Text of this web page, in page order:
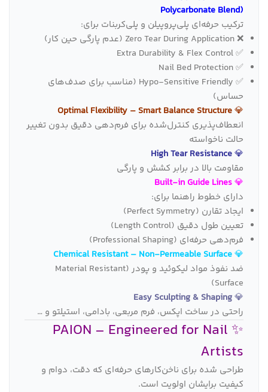
Polycarbonate Blend)
ترکیب حرفه‌ای پلی‌پروپیلن و پلی‌کربنات برای:
❌ Zero Tear During Application (عدم پارگی حین کار)
✅ Extra Durability & Flex Control
✅ Nail Bed Protection
✅ Hypo-Sensitive Friendly (مناسب برای صدف‌های
حساس)
💎
Optimal Flexibility – Smart Balance Structure
انعطاف‌پذیری کنترل‌شده برای فرم‌دهی دقیق بدون تغییر
حالت ناخواسته
💎
High Tear Resistance
مقاومت بالا در برابر کشش و پارگی
💎
Built‑in Guide Lines
دارای خطوط راهنما برای:
ایجاد تقارن (Perfect Symmetry)
تعیین طول دقیق (Length Control)
فرم‌دهی حرفه‌ای (Professional Shaping)
💎
Chemical Resistant – Non‑Permeable Surface
ضد نفوذ مواد لیکوئید و پودر (Material Resistant
Surface)
💎
Easy Sculpting & Shaping
راحتی در ساخت اپکس، فرم مربعی، بادامی، استیلتو و …
✨ PAION – Engineered for Nail
Artists
طراحی شده برای ناخن‌کارهای حرفه‌ای که دقت، دوام و
کیفیت برایشان اولویت است.